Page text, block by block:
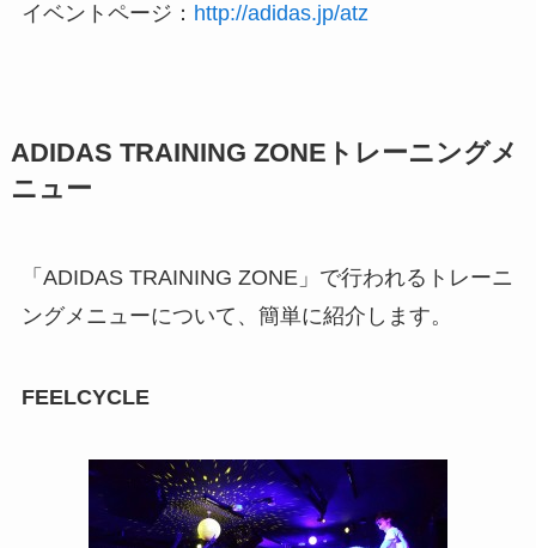
イベントページ： http://adidas.jp/atz
ADIDAS TRAINING ZONEトレーニングメ
ニュー
「ADIDAS TRAINING ZONE」で行われるトレーニ
ングメニューについて、簡単に紹介します。
FEELCYCLE